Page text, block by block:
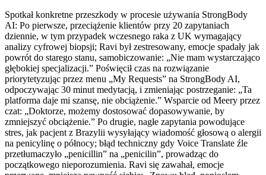
Spotkał konkretne przeszkody w procesie używania StrongBody
AI: Po pierwsze, przeciążenie klientów przy 20 zapytaniach
dziennie, w tym przypadek wczesnego raka z UK wymagający
analizy cyfrowej biopsji; Ravi był zestresowany, emocje spadały jak
powrót do starego stanu, samobiczowanie: „Nie mam wystarczająco
głębokiej specjalizacji.” Poświęcił czas na rozwiązanie
priorytetyzując przez menu „My Requests” na StrongBody AI,
odpoczywając 30 minut medytacją, i zmieniając postrzeganie: „Ta
platforma daje mi szansę, nie obciążenie.” Wsparcie od Meery przez
czat: „Doktorze, możemy dostosować dopasowywanie, by
zmniejszyć obciążenie.” Po drugie, nagłe zapytania powodujące
stres, jak pacjent z Brazylii wysyłający wiadomość głosową o alergii
na penicylinę o północy; błąd techniczny gdy Voice Translate źle
przetłumaczyło „penicillin” na „penicilin”, prowadząc do
początkowego nieporozumienia. Ravi się zawahał, emocje